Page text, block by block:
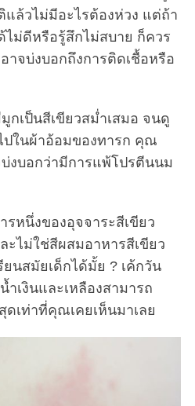
ล้วไม่มีอะไรต้องห่วง แต่ถ้า
ม่ดีหรือรู้สึกไม่สบาย ก็ควร
จบ่งบอกถึงการติดเชื้อหรือ
กเป็นสีเขียวสม่ำเสมอ จนดู
ในผ้าอ้อมของทารก คุณ
งบอกว่ามีการแพ้โปรตีนนม
รหนึ่งของอุจจาระสีเขียว
ไม่ใช่สีผสมอาหารสีเขียว
นสมัยเด็กได้มั้ย ? เค้กวัน
เงินและเหลืองสามารถ
ดเท่าที่คุณเคยเห็นมาเลย